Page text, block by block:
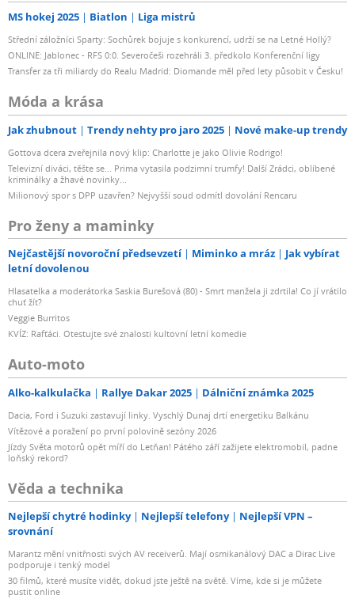
MS hokej 2025 Biatlon Liga mistrů
Střední záložníci Sparty: Sochůrek bojuje s konkurencí, udrží se na Letné Hollý?
ONLINE: Jablonec - RFS 0:0. Severočeši rozehráli 3. předkolo Konferenční ligy
Transfer za tři miliardy do Realu Madrid: Diomande měl před lety působit v Česku!
Móda a krása
Jak zhubnout Trendy nehty pro jaro 2025 Nové make-up trendy
Gottova dcera zveřejnila nový klip: Charlotte je jako Olivie Rodrigo!
Televizní diváci, těšte se... Prima vytasila podzimní trumfy! Další Zrádci, oblíbené
kriminálky a žhavé novinky...
Milionový spor s DPP uzavřen? Nejvyšší soud odmítl dovolání Rencaru
Pro ženy a maminky
Nejčastější novoroční předsevzetí Miminko a mráz
Jak vybírat
letní dovolenou
Hlasatelka a moderátorka Saskia Burešová (80) - Smrt manžela ji zdrtila! Co jí vrátilo
chuť žít?
Veggie Burritos
KVÍZ: Rafťáci. Otestujte své znalosti kultovní letní komedie
Auto-moto
Alko-kalkulačka Rallye Dakar 2025 Dálniční známka 2025
Dacia, Ford i Suzuki zastavují linky. Vyschlý Dunaj drtí energetiku Balkánu
Vítězové a poražení po první polovině sezóny 2026
Jízdy Světa motorů opět míří do Letňan! Pátého září zažijete elektromobil, padne
loňský rekord?
Věda a technika
Nejlepší chytré hodinky Nejlepší telefony
Nejlepší VPN –
srovnání
Marantz mění vnitřnosti svých AV receiverů. Mají osmikanálový DAC a Dirac Live
podporuje i tenký model
30 filmů, které musíte vidět, dokud jste ještě na světě. Víme, kde si je můžete
pustit online